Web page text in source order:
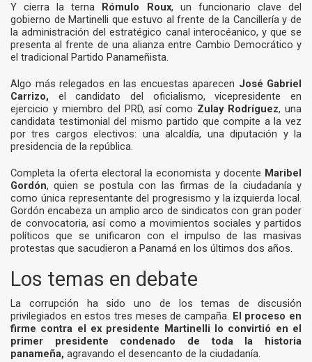
Y cierra la terna Rómulo Roux, un funcionario clave del
gobierno de Martinelli que estuvo al frente de la Cancillería y de
la administración del estratégico canal interocéanico, y que se
presenta al frente de una alianza entre Cambio Democrático y
el tradicional Partido Panameñista.
Algo más relegados en las encuestas aparecen José Gabriel
Carrizo, el candidato del oficialismo, vicepresidente en
ejercicio y miembro del PRD, así como Zulay Rodríguez, una
candidata testimonial del mismo partido que compite a la vez
por tres cargos electivos: una alcaldía, una diputación y la
presidencia de la república.
Completa la oferta electoral la economista y docente Maribel
Gordón, quien se postula con las firmas de la ciudadanía y
como única representante del progresismo y la izquierda local.
Gordón encabeza un amplio arco de sindicatos con gran poder
de convocatoria, así como a movimientos sociales y partidos
políticos que se unificaron con el impulso de las masivas
protestas que sacudieron a Panamá en los últimos dos años.
Los temas en debate
La corrupción ha sido uno de los temas de discusión
privilegiados en estos tres meses de campaña. El proceso en
firme contra el ex presidente Martinelli lo convirtió en el
primer presidente condenado de toda la historia
panameña, agravando el desencanto de la ciudadanía.